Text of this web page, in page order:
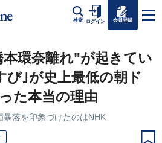
検索 ログイン 会員登録
環奈離れ"が起きてい
｣が史上最低の朝ド
た本当の理由
落を印象づけたのはNHK